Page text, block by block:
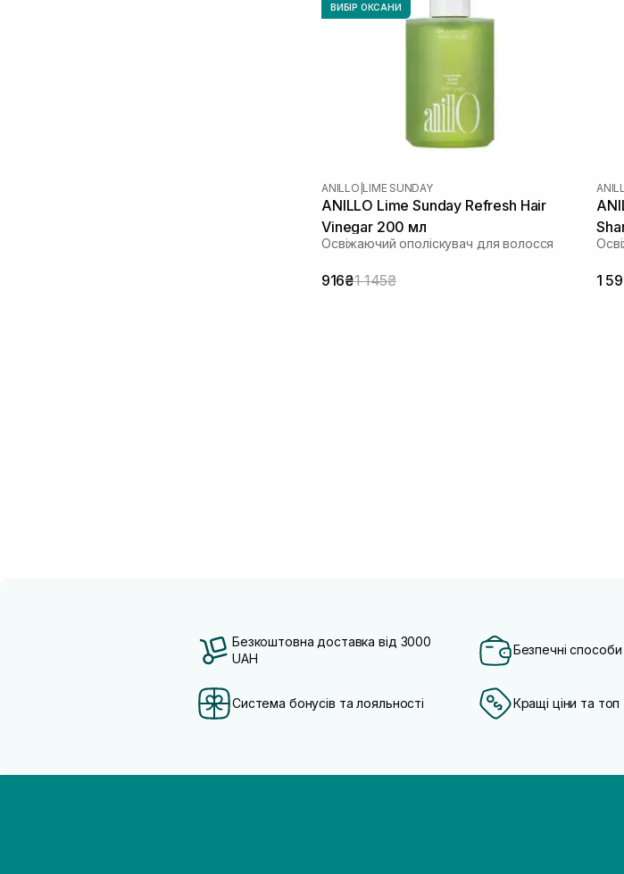
ВИБІР ОКСАНИ
ANILLO LIME SUNDAY
ANILLO Lime Sunday Refresh Hair
Vinegar 200 мл
Освіжаючий ополіскувач для волосся
916₴1 145₴ 1
Безкоштовна доставка від 3000
UAH
Безпечні
Система бонусів та лояльності Кращі ціни та